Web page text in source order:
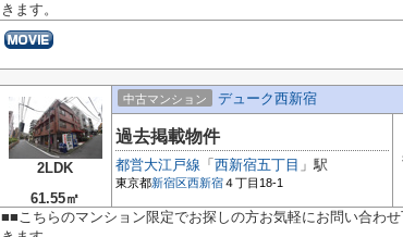
きます。
2LDK
61.55㎡
中古マンション デューク西新宿
過去掲載物件
都営大江戸線 「 西新宿五丁目 」駅
東京都新宿区西新宿４丁目18-1
■■こちらのマンション限定でお探しの方お気軽にお問い合わ